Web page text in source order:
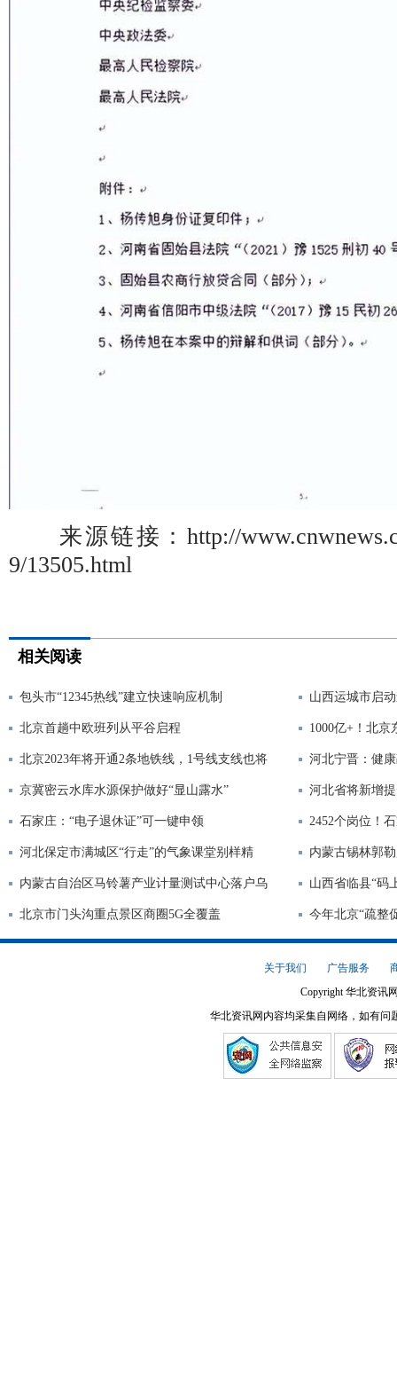
来源链接：http://
9/13505.html
相关阅读
包头市“12345热线”建立快速响应机制 山西运城市启
北京首趟中欧班列从平谷启程 1000亿+！北
北京2023年将开通2条地铁线，1号线支线也将 河北宁晋：健
京冀密云水库水源保护做好“显山露水” 河北省将新增
石家庄：“电子退休证”可一键申领 2452个岗位！
河北保定市满城区“行走”的气象课堂别样精 内蒙古锡林郭
内蒙古自治区马铃薯产业计量测试中心落户乌 山西省临县“码
北京市门头沟重点景区商圈5G全覆盖 今年北京“疏整
关于我们 广告服务
Copyright 华北资讯
华北资讯网内容均采集自网络，如有问